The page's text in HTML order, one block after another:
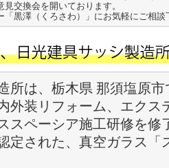
交換会を開いております。
「黒澤（くろさわ）」にお気軽にご相談
所は、栃木県 那須塩原
外装リフォーム、エクス
スペーシア施工研修を修
定された、真空ガラス「